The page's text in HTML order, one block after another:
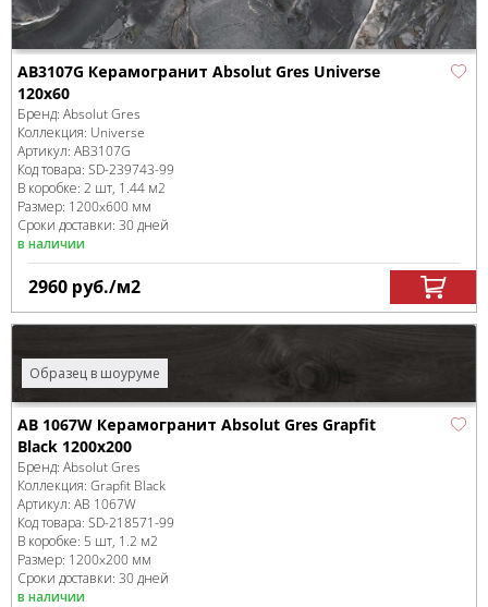
AB3107G Керамогранит Absolut Gres Universe
120x60
Бренд: Absolut Gres
Коллекция: Universe
Артикул: AB3107G
Код товара: SD-239743-99
В коробке: 2 шт, 1.44 м2
Размер: 1200x600 мм
Сроки доставки: 30 дней
в наличии
2960 руб./м2
Образец в шоуруме
AB 1067W Керамогранит Absolut Gres Grapfit
Black 1200x200
Бренд: Absolut Gres
Коллекция: Grapfit Black
Артикул: AB 1067W
Код товара: SD-218571-99
В коробке: 5 шт, 1.2 м2
Размер: 1200x200 мм
Сроки доставки: 30 дней
в наличии